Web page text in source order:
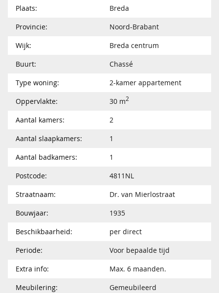
Plaats:
Breda
Provincie:
Noord-Brabant
Wijk:
Breda centrum
Buurt:
Chassé
Type woning:
2-kamer appartement
Oppervlakte:
30 m2
Aantal kamers:
2
Aantal slaapkamers:
1
Aantal badkamers:
1
Postcode:
4811NL
Straatnaam:
Dr. van Mierlostraat
Bouwjaar:
1935
Beschikbaarheid:
per direct
Periode:
Voor bepaalde tijd
Extra info:
Max. 6 maanden.
Meubilering:
Gemeubileerd